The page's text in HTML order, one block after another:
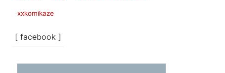
xxkomikaze
[ facebook ]